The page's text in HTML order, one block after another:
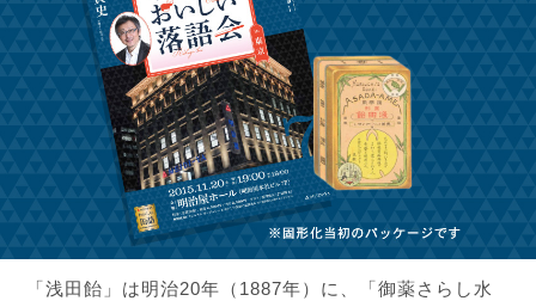
「浅田飴」は明治20年（1887年）に、「御薬さらし水